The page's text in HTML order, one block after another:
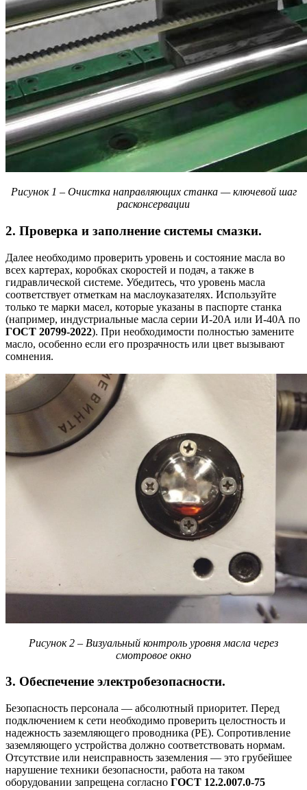
Рисунок 1 – Очистка направляющих станка — ключевой шаг
расконсервации
2. Проверка и заполнение системы смазки.
Далее необходимо проверить уровень и состояние масла во
всех картерах, коробках скоростей и подач, а также в
гидравлической системе. Убедитесь, что уровень масла
соответствует отметкам на маслоуказателях. Используйте
только те марки масел, которые указаны в паспорте станка
(например, индустриальные масла серии И-20А или И-40А по
ГОСТ 20799-2022). При необходимости полностью замените
масло, особенно если его прозрачность или цвет вызывают
сомнения.
Рисунок 2 – Визуальный контроль уровня масла через
смотровое окно
3. Обеспечение электробезопасности.
Безопасность персонала — абсолютный приоритет. Перед
подключением к сети необходимо проверить целостность и
надежность заземляющего проводника (PE). Сопротивление
заземляющего устройства должно соответствовать нормам.
Отсутствие или неисправность заземления — это грубейшее
нарушение техники безопасности, работа на таком
оборудовании запрещена согласно ГОСТ 12.2.007.0-75